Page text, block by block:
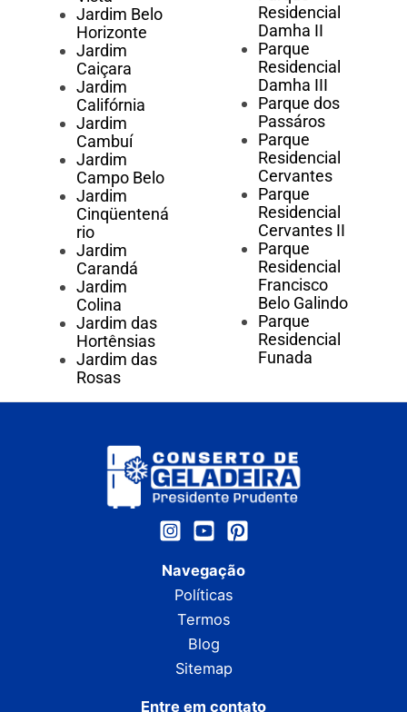
Jardim Belo
Horizonte
Jardim
Caiçara
Jardim
Califórnia
Jardim
Cambuí
Jardim
Campo Belo
Jardim
Cinqüentená
rio
Jardim
Carandá
Jardim
Colina
Jardim das
Hortênsias
Jardim das
Rosas
Residencial
Damha II
Parque
Residencial
Damha III
Parque dos
Passáros
Parque
Residencial
Cervantes
Parque
Residencial
Cervantes II
Parque
Residencial
Francisco
Belo Galindo
Parque
Residencial
Funada
Navegação
Políticas
Termos
Blog
Sitemap
Entre em contato